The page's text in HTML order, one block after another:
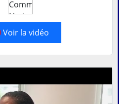
Voir la vidéo